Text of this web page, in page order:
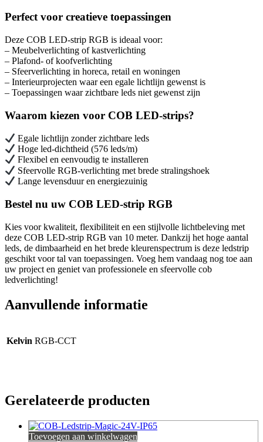
Perfect voor creatieve toepassingen
Deze COB LED-strip RGB is ideaal voor:
– Meubelverlichting of kastverlichting
– Plafond- of koofverlichting
– Sfeerverlichting in horeca, retail en woningen
– Interieurprojecten waar een egale lichtlijn gewenst is
– Toepassingen waar zichtbare leds niet gewenst zijn
Waarom kiezen voor COB LED-strips?
Egale lichtlijn zonder zichtbare leds
Hoge led-dichtheid (576 leds/m)
Flexibel en eenvoudig te installeren
Sfeervolle RGB-verlichting met brede stralingshoek
Lange levensduur en energiezuinig
Bestel nu uw COB LED-strip RGB
Kies voor kwaliteit, flexibiliteit en een stijlvolle lichtbeleving met
deze COB LED-strip RGB van 10 meter. Dankzij het hoge aantal
leds, de dimbaarheid en het brede kleurenspectrum is deze ledstrip
geschikt voor tal van toepassingen. Voeg hem vandaag nog toe aan
uw project en geniet van professionele en sfeervolle cob
ledverlichting!
Aanvullende informatie
Kelvin RGB-CCT
Gerelateerde producten
Toevoegen aan winkelwagen